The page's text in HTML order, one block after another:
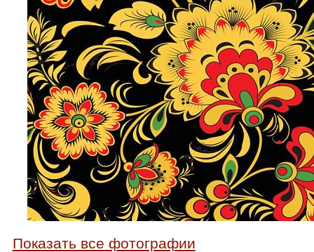
Показать все фотографии